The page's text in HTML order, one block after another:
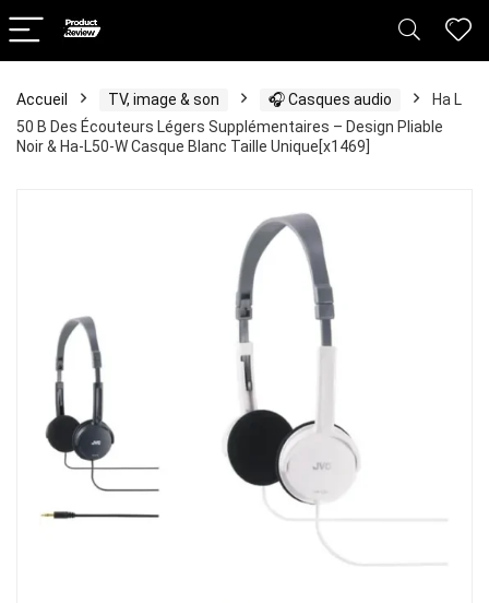
Accueil TV, image & son 🎧 Casques audio
Ha L
50 B Des Écouteurs Légers Supplémentaires – Design Pliable
Noir & Ha-L50-W Casque Blanc Taille Unique[x1469]